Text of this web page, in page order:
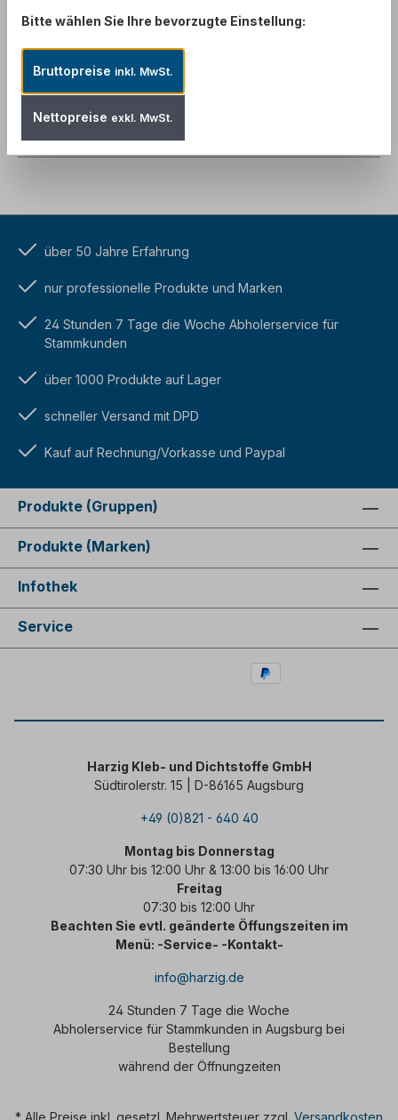
Beschreibung
Messer ist ein robustes Schneidewerkzeug mit einer
über 50 Jahre Erfahrung
nur professionelle Produkte und Marken
24 Stunden 7 Tage die Woche Abholerservice für
Stammkunden
über 1000 Produkte auf Lager
schneller Versand mit DPD
Kauf auf Rechnung/Vorkasse und Paypal
Produkte (Gruppen)
Produkte (Marken)
Infothek
Service
Harzig Kleb- und Dichtstoffe GmbH
Südtirolerstr. 15 | D-86165 Augsburg
+49 (0)821 - 640 40
Montag bis Donnerstag
07:30 Uhr bis 12:00 Uhr & 13:00 bis 16:00 Uhr
Freitag
07:30 bis 12:00 Uhr
Beachten Sie evtl. geänderte Öffungszeiten im
Menü: -Service- -Kontakt-
info@harzig.de
24 Stunden 7 Tage die Woche
Abholerservice für Stammkunden in Augsburg bei
Bestellung
während der Öffnungzeiten
* Alle Preise inkl. gesetzl. Mehrwertsteuer zzgl. Versandkosten
Bitte wählen Sie Ihre bevorzugte Einstellung:
Bruttopreise inkl. MwSt.
Nettopreise exkl. MwSt.